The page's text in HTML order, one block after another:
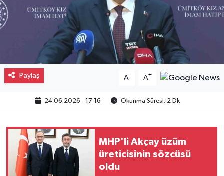
Paylaş A- A+
24.06.2026 - 17:16 Okunma Süresi: 2 Dk
MHP'li Akçay üzüm
üreticisinin sözcüsü
oldu